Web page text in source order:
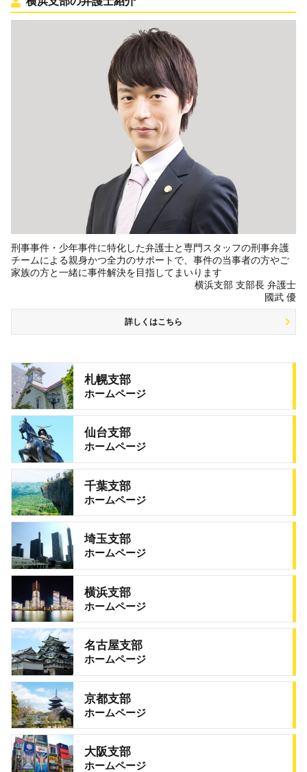
刑事事件・少年事件に特化した弁護士と専門スタッフの刑事弁護
チームによる親身かつ全力のサポートで、事件の当事者の方やご
家族の方と一緒に事件解決を目指してまいります
横浜支部 支部長 弁護士
國武 優
詳しくはこちら
札幌支部
ホームページ
仙台支部
ホームページ
千葉支部
ホームページ
埼玉支部
ホームページ
横浜支部
ホームページ
名古屋支部
ホームページ
京都支部
ホームページ
大阪支部
ホームページ